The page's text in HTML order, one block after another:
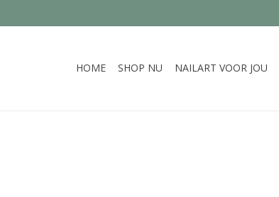
HOME SHOP NU NAILART VOOR JOU